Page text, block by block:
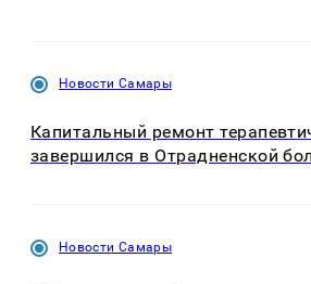
Новости Самары
Капитальный ремонт
завершился в Отрадненской
Новости Самары